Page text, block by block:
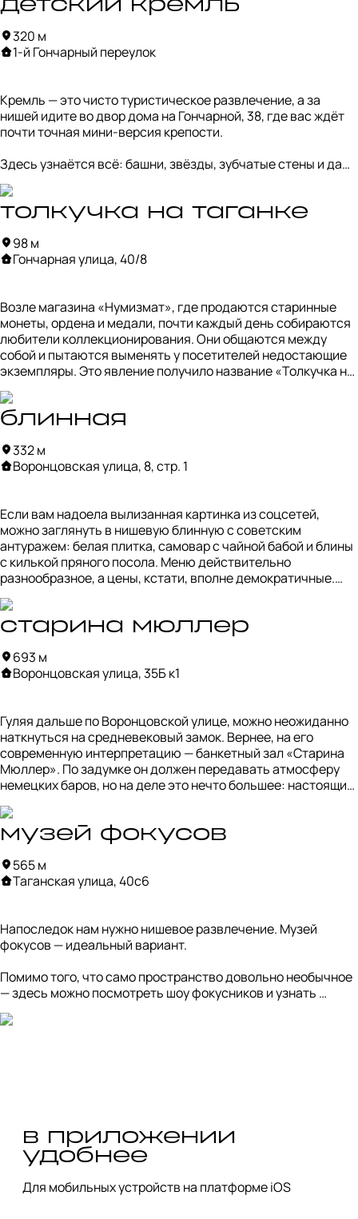
Несмотря на свою нишевость, людей тут обычно немало.
При этом атмосфера остаётся почти семейной: гости
общаются и веселятся, официанты легко поддерживают
диалог, а по телевизору над барной стойкой идёт
детский кремль
320 м
1-й Гончарный переулок
Кремль — это чисто туристическое развлечение, а за
нишей идите во двор дома на Гончарной, 38, где вас ждёт
почти точная мини-версия крепости.
Здесь узнаётся всё: башни, звёзды, зубчатые стены и даже
собственные куранты. И в отличие от настоящего Кремля,
по этой «детской» крепости можно свободно полазить и
вживую рассмотреть, насколько тщательно выполнена
репродукция.
толкучка на таганке
98 м
Гончарная улица, 40/8
Возле магазина «Нумизмат», где продаются старинные
монеты, ордена и медали, почти каждый день собираются
любители коллекционирования. Они общаются между
собой и пытаются выменять у посетителей недостающие
экземпляры. Это явление получило название «Толкучка на
Таганке» — порой желающих обменяться бывает
действительно много.
Некоторые стараются провернуть обмен на невыгодных
условиях, поэтому стоит сохранять бдительность.
блинная
332 м
Воронцовская улица, 8, стр. 1
Если вам надоела вылизанная картинка из соцсетей,
можно заглянуть в нишевую блинную с советским
антуражем: белая плитка, самовар с чайной бабой и блины
с килькой пряного посола. Меню действительно
разнообразное, а цены, кстати, вполне демократичные.
Главное — помнить, что вы не в бежевой кафешке на
Чистых прудах. Мы, например, заказали блины со сметаной
и сгущёнкой, наивно ожидая, что добавки принесут в
отдельных соусниках. В итоге получили блины с миксом из
сметаны и сгущёнки. Вкус, конечно, на любителя, но где бы
старина мюллер
693 м
Воронцовская улица, 35Б к1
Гуляя дальше по Воронцовской улице, можно неожиданно
наткнуться на средневековый замок. Вернее, на его
современную интерпретацию — банкетный зал «Старина
Мюллер». По задумке он должен передавать атмосферу
немецких баров, но на деле это нечто большее: настоящий
заповедник постсоветского китча.
Помпезные люстры, статуи в псевдосредневековом стиле,
доспехи с мечами на стенах, бархатные скатерти — чистое
воплощение формулы «дорого-богато». В меню тоже
полное раздолье: шашлык, бургеры, немецкие сосиски,
музей фокусов
565 м
Таганская улица, 40с6
Напоследок нам нужно нишевое развлечение. Музей
фокусов — идеальный вариант.
Помимо того, что само пространство довольно необычное
— здесь можно посмотреть шоу фокусников и узнать
секреты различных трюков, — это ещё и отличное место
для фотосессии.
Главное — купить билет заранее: попасть в музей можно
только в составе экскурсии.
в приложении
удобнее
Для мобильных устройств на платформе iOS